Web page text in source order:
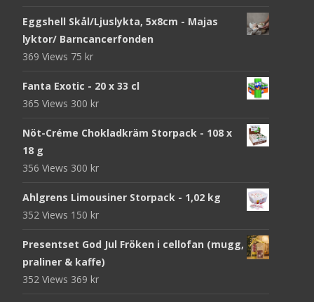
Eggshell Skål/Ljuslykta, 5x8cm - Majas
lyktor/ Barncancerfonden
369 Views 75 kr
Fanta Exotic - 20 x 33 cl
365 Views 300 kr
Nöt-Créme Chokladkräm Storpack - 108 x
18 g
356 Views 300 kr
Ahlgrens Limousiner Storpack - 1,02 kg
352 Views 150 kr
Presentset God Jul Fröken i cellofan (mugg,
praliner & kaffe)
352 Views 369 kr